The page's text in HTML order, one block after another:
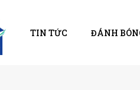
TIN TỨC ĐÁNH